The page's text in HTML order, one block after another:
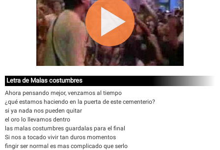
Letra de Malas costumbres
Ahora pensando mejor, venzamos al tiempo
¿qué estamos haciendo en la puerta de este cementerio?
si ya nada nos pueden quitar
el oro lo llevamos dentro
las malas costumbres guardalas para el final
Si nos a tocado vivir tan duros momentos
fingir ser normal es mas complicado que serlo